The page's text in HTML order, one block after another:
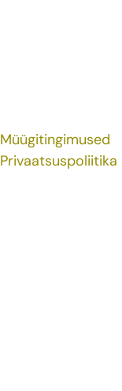
Müügitingimused
Privaatsuspoliitika